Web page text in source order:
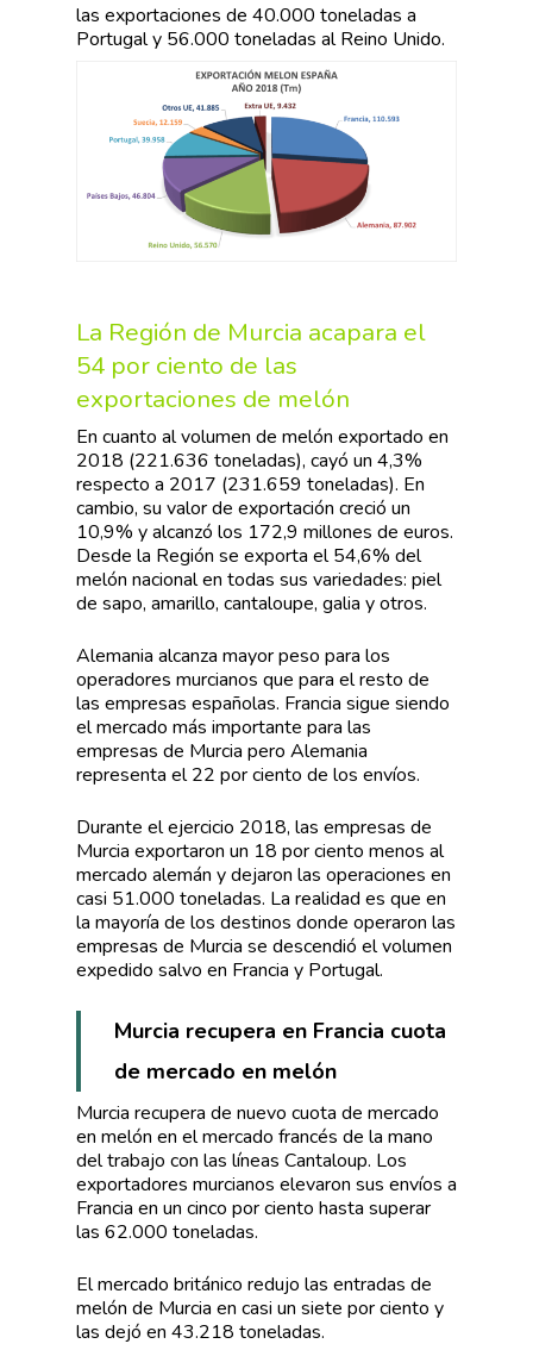
las exportaciones de 40.000 toneladas a
Portugal y 56.000 toneladas al Reino Unido.
La Región de Murcia acapara el
54 por ciento de las
exportaciones de melón
En cuanto al volumen de melón exportado en
2018 (221.636 toneladas), cayó un 4,3%
respecto a 2017 (231.659 toneladas). En
cambio, su valor de exportación creció un
10,9% y alcanzó los 172,9 millones de euros.
Desde la Región se exporta el 54,6% del
melón nacional en todas sus variedades: piel
de sapo, amarillo, cantaloupe, galia y otros.
Alemania alcanza mayor peso para los
operadores murcianos que para el resto de
las empresas españolas. Francia sigue siendo
el mercado más importante para las
empresas de Murcia pero Alemania
representa el 22 por ciento de los envíos.
Durante el ejercicio 2018, las empresas de
Murcia exportaron un 18 por ciento menos al
mercado alemán y dejaron las operaciones en
casi 51.000 toneladas. La realidad es que en
la mayoría de los destinos donde operaron las
empresas de Murcia se descendió el volumen
expedido salvo en Francia y Portugal.
Murcia recupera en Francia cuota
de mercado en melón
Murcia recupera de nuevo cuota de mercado
en melón en el mercado francés de la mano
del trabajo con las líneas Cantaloup. Los
exportadores murcianos elevaron sus envíos a
Francia en un cinco por ciento hasta superar
las 62.000 toneladas.
El mercado británico redujo las entradas de
melón de Murcia en casi un siete por ciento y
las dejó en 43.218 toneladas.